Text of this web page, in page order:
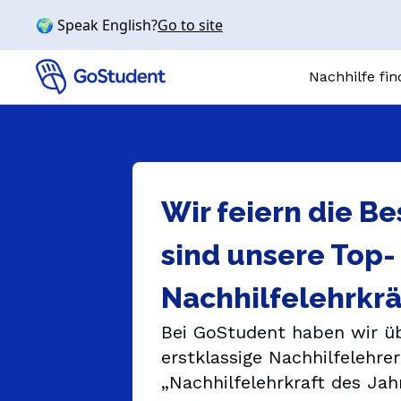
🌍 Speak English?Go to site
Nachhilfe
Mathe
Physik
Biologie
Wir feiern die
sind unsere Top-
Bei GoStudent haben wir
erstklassige
„Nachhilfelehrkraft des